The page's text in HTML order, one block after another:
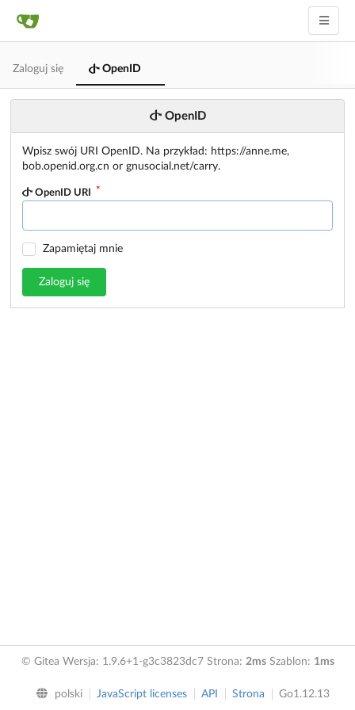
Zaloguj się OpenID
OpenID
Wpisz swój URI OpenID. Na przykład: https://anne.me,
bob.openid.org.cn or gnusocial.net/carry.
OpenID URI
Zapamiętaj mnie
Zaloguj się
© Gitea Wersja: 1.9.6+1-g3c3823dc7 Strona: 2msSzablon: 1ms
polski JavaScript licenses API Strona Go1.12.13